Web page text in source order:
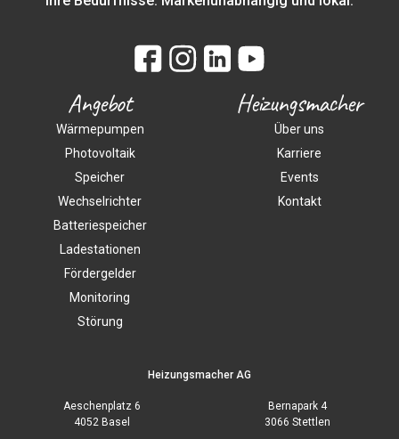
Angebot
Wärmepumpen
Photovoltaik
Speicher
Wechselrichter
Batteriespeicher
Ladestationen
Fördergelder
Monitoring
Störung
Heizungsmacher
Über uns
Karriere
Events
Kontakt
Heizungsmacher AG
Aeschenplatz 6
4052 Basel
Bernapark 4
3066 Stettlen